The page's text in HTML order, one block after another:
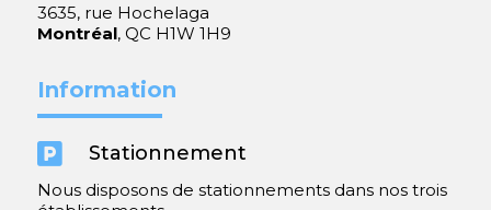
3635, rue Hochelaga
Montréal, QC H1W 1H9
Information
 Stationnement
Nous disposons de stationnements dans nos trois